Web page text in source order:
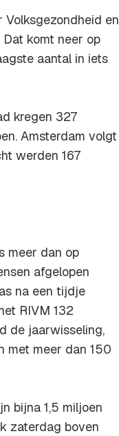
en
komt neer op
aantal in iets
kregen 327
Amsterdam volgt
werden 167
meer dan op
afgelopen
na een tijdje
RIVM 132
de jaarwisseling,
met meer dan 150
bijna 1,5 miljoen
zaterdag boven